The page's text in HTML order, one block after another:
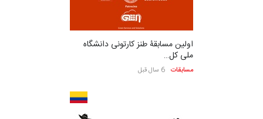
اولین مسابقۀ طنز کارتونی دانشگاه
ملی کل…
مسابقات 6 سال قبل